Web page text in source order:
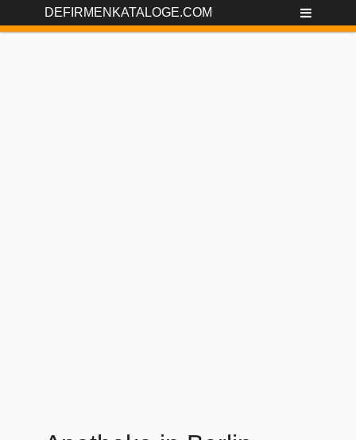
DEFIRMENKATALOGE.COM